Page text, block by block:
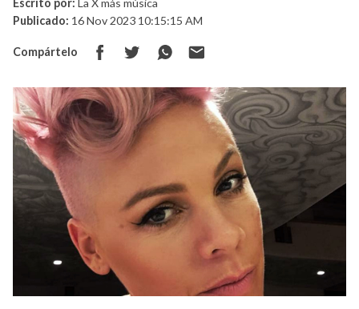
Escrito por: La X más música
Publicado: 16 Nov 2023 10:15:15 AM
Compártelo